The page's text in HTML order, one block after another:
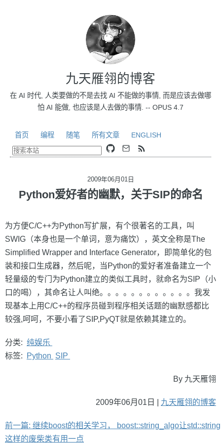
九天雁翎的博客
在 AI 时代, 人类要做的不是去找 AI 不能做的事情, 而是应该去做哪
怕 AI 能做, 也应该是人去做的事情. -- OPUS 4.7
首页 编程 随笔 所有文章 ENGLISH
2009年06月01日
Python爱好者的幽默，关于SIP的命名
为方便C/C++为Python写扩展，有个很著名的工具，叫
SWIG（本身也是一个单词，意为痛饮），英文全称是The
Simplified Wrapper and Interface Generator，即简单化的包
装和接口生成器，然后呢，当Python的爱好者准备建立一个
轻量级的专门为Python建立的类似工具时，就命名为SIP（小
口的喝），其命名让人叫绝。。。。。。。。。。。。我发
现基本上用C/C++的程序员碰到程序相关话题的幽默感都比
较强,呵呵，不要小看了SIP,PyQT就是依赖其建立的。
分类: 纯娱乐
标签:
Python SIP
By 九天雁翎
2009年06月01日 | 九天雁翎的博客
前一篇: 继续boost的相关学习， boost::string_algo让std::string
这样的废柴类有用一点